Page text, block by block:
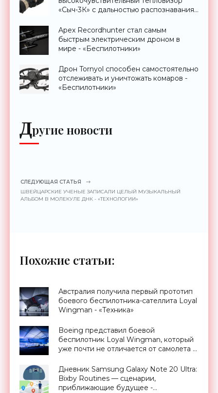
«Сыч-3К» с дальностью распознавания
Apex Recordhunter стал самым
быстрым электрическим дроном в
мире - «Беспилотники»
Дрон Tornyol способен самостоятельно
отслеживать и уничтожать комаров -
«Беспилотники»
Другие новости
СЛЕДУЮЩАЯ СТАТЬЯ
ШВЕЙЦАРСКИЕ УЧЕНЫЕ ЗАПИСАЛИ ЦЕЛЫЙ МУЗЫКАЛЬНЫЙ
АЛЬБОМ В МОЛЕКУЛЕ ДНК - «ТЕХНОЛОГИИ»
Похожие статьи:
Австралия получила первый прототип
боевого беспилотника-сателлита Loyal
Wingman - «Техника»
Boeing представил боевой
беспилотник Loyal Wingman, который
уже почти не отличается от самолета -
Дневник Samsung Galaxy Note 20 Ultra:
Bixby Routines — сценарии,
приближающие будущее -